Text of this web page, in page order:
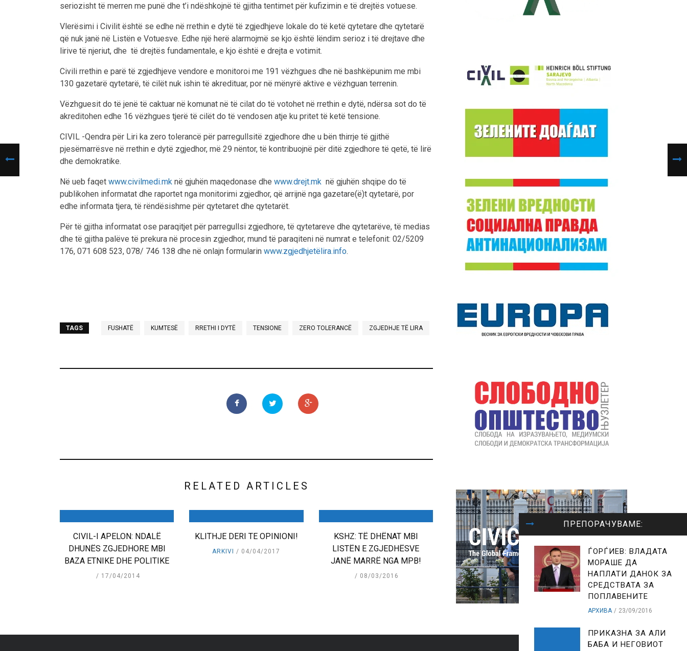
seriozisht të merren me punë dhe t’i ndëshkojnë të gjitha tentimet për kufizimin e të drejtës votuese.
Vlerësimi i Civilit është se edhe në rrethin e dytë të zgjedhjeve lokale do të ketë qytetare dhe qytetarë
që nuk janë në Listën e Votuesve. Edhe një herë alarmojmë se kjo është lëndim serioz i të drejtave dhe
lirive të njeriut, dhe të drejtës fundamentale, e kjo është e drejta e votimit.
Civili rrethin e parë të zgjedhjeve vendore e monitoroi me 191 vëzhgues dhe në bashkëpunim me mbi
130 gazetarë qytetarë, të cilët nuk ishin të akredituar, por në mënyrë aktive e vëzhguan terrenin.
Vëzhguesit do të jenë të caktuar në komunat në të cilat do të votohet në rrethin e dytë, ndërsa sot do të
akreditohen edhe 16 vëzhgues tjerë të cilët do të vendosen atje ku pritet të ketë tensione.
CIVIL -Qendra për Liri ka zero tolerancë për parregullsitë zgjedhore dhe u bën thirrje të gjithë
pjesëmarrësve në rrethin e dytë zgjedhor, më 29 nëntor, të kontribuojnë për ditë zgjedhore të qetë, të lirë
dhe demokratike.
Në ueb faqet www.civilmedi.mk në gjuhën maqedonase dhe www.drejt.mk në gjuhën shqipe do të
publikohen informatat dhe raportet nga monitorimi zgjedhor, që arrijnë nga gazetare(ë)t qytetarë, por
edhe informata tjera, të rëndësishme për qytetaret dhe qytetarët.
Për të gjitha informatat ose paraqitjet për parregullsi zgjedhore, të qytetareve dhe qytetarëve, të medias
dhe të gjitha palëve të prekura në procesin zgjedhor, mund të paraqiteni në numrat e telefonit: 02/5209
176, 071 608 523, 078/ 746 138 dhe në onlajn formularin www.zgjedhjetëlira.info.
TAGS FUSHATË KUMTESË RRETHI I DYTË TENSIONE ZERO TOLERANCË ZGJEDHJE TË LIRA
RELATED ARTICLES
CIVIL-I APELON: NDALË
DHUNËS ZGJEDHORE MBI
BAZA ETNIKE DHE POLITIKE
17/04/2014
KLITHJE DERI TE OPINIONI!
ARKIVI 04/04/2017
KSHZ: TË DHËNAT MBI
LISTËN E ZGJEDHËSVE
JANË MARRË NGA MPB!
08/03/2016
ПРЕПОРАЧУВАМЕ:
ЃОРЃИЕВ: ВЛАДАТА
МОРАШЕ ДА
НАПЛАТИ ДАНОК ЗА
СРЕДСТВАТА ЗА
ПОПЛАВЕНИТЕ
АРХИВА 23/09/2016
ПРИКАЗНА ЗА АЛИ
БАБА И НЕГОВИОТ